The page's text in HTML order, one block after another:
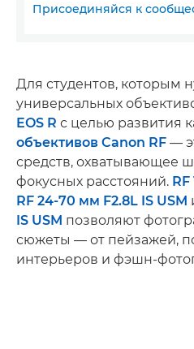
Присоединяйся к
Для студентов, которым
универсальных
EOS R с целью развития
объективов Canon RF —
средств, охватывающее
фокусных расстояний. RF
RF 24-70 мм F2.8L IS USM
IS USM позволяют
сюжеты — от пейзажей,
интерьеров и фэшн-